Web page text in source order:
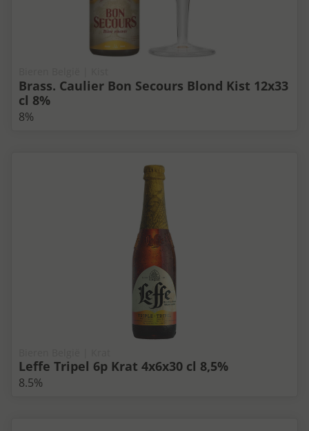
Brass. Caulier Bon Secours Blond Kist 12x33
cl 8%
8%
Leffe Tripel 6p Krat 4x6x30 cl 8,5%
8.5%